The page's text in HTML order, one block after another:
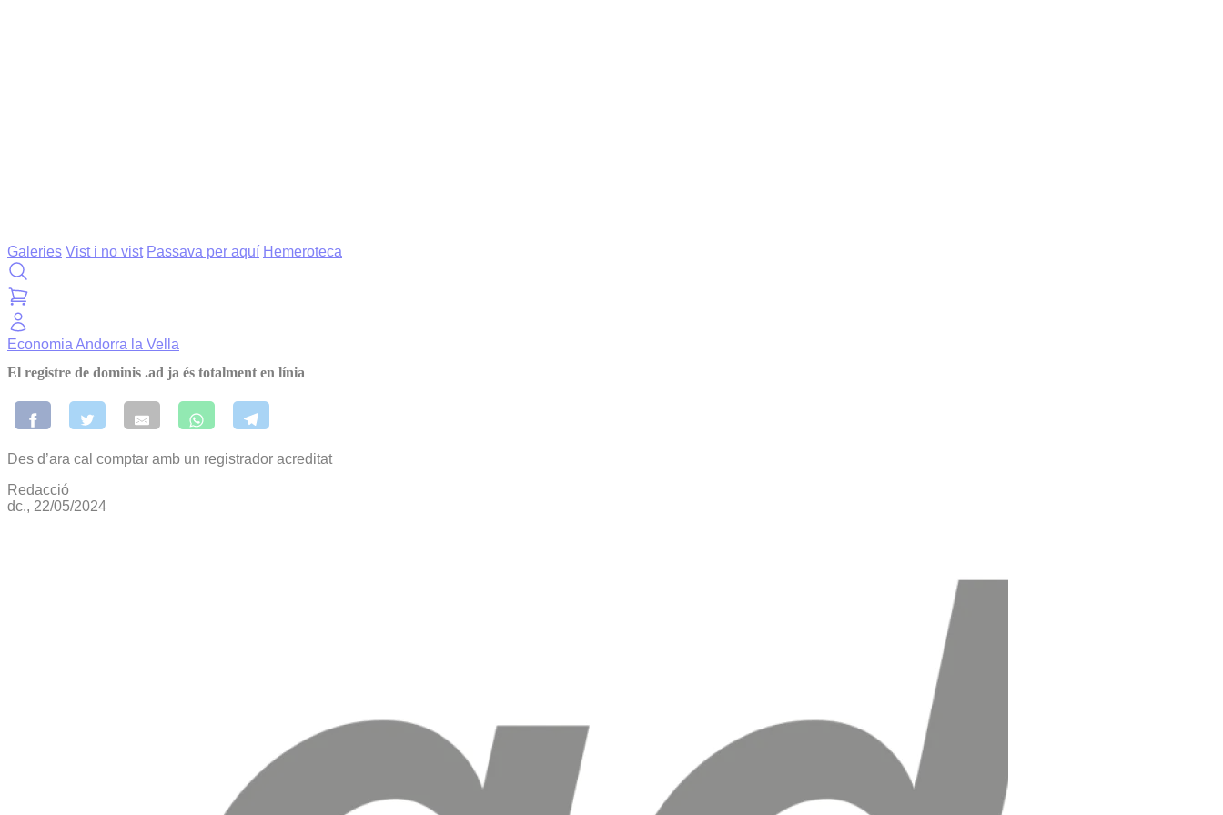
Galeries Vist i no vist Passava per aquí Hemeroteca
Economia Andorra la Vella
El registre de dominis .ad ja és totalment en línia
Des d’ara cal comptar amb un registrador acreditat
Redacció
dc., 22/05/2024